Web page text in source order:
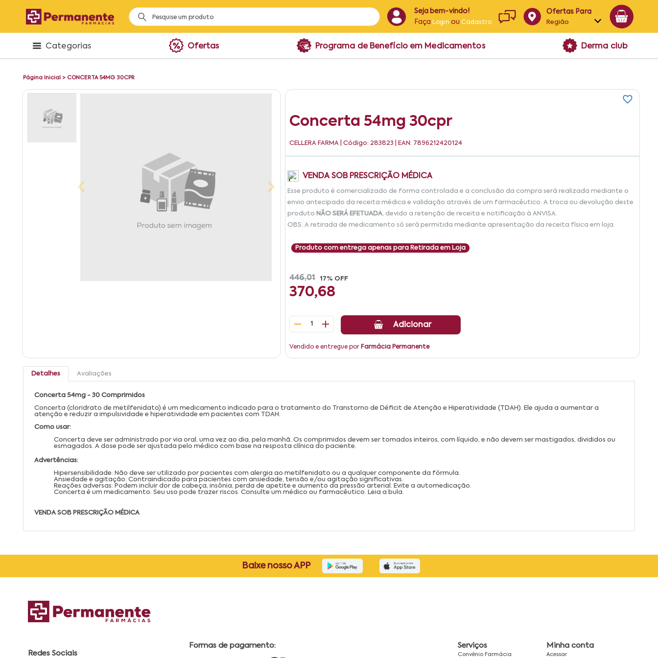
Seja bem-vindo!
Faça Login ouCadastro
Ofertas Para
Região
Alagoas
Categorias Ofertas Programa de Benefício em Medicamentos Derma club
Página Inicial > CONCERTA 54MG 30CPR
Concerta 54mg 30cpr
CELLERA FARMA | Código: 283823 | EAN: 7896212420124
VENDA SOB PRESCRIÇÃO MÉDICA
Esse produto é comercializado de forma controlada e a conclusão da compra será realizada mediante o
envio antecipado da receita médica e validação através de um farmacêutico. A troca ou devolução deste
produto NÃO SERÁ EFETUADA, devido a retenção de receita e notificação à ANVISA.
OBS: A retirada de medicamento só será permitida mediante apresentação da receita física em loja.
Produto com entrega apenas para Retirada em Loja
446,01 17% OFF
370,68
1 Adicionar
Vendido e entregue por Farmácia Permanente
Detalhes Avaliações
Concerta 54mg - 30 Comprimidos
Concerta (cloridrato de metilfenidato) é um medicamento indicado para o tratamento do Transtorno de Déficit de Atenção e Hiperatividade (TDAH). Ele ajuda a aumentar a
atenção e reduzir a impulsividade e hiperatividade em pacientes com TDAH.
Como usar:
Concerta deve ser administrado por via oral, uma vez ao dia, pela manhã. Os comprimidos devem ser tomados inteiros, com líquido, e não devem ser mastigados, divididos ou
esmagados. A dose pode ser ajustada pelo médico com base na resposta clínica do paciente.
Advertências:
Hipersensibilidade: Não deve ser utilizado por pacientes com alergia ao metilfenidato ou a qualquer componente da fórmula.
Ansiedade e agitação: Contraindicado para pacientes com ansiedade, tensão e/ou agitação significativas.
Reações adversas: Podem incluir dor de cabeça, insônia, perda de apetite e aumento da pressão arterial. Evite a automedicação.
Concerta é um medicamento. Seu uso pode trazer riscos. Consulte um médico ou farmacêutico. Leia a bula.
VENDA SOB PRESCRIÇÃO MÉDICA
Baixe nosso APP
Redes Sociais
Formas de pagamento: Serviços
Convênio Farmácia
Minha conta
Acessar